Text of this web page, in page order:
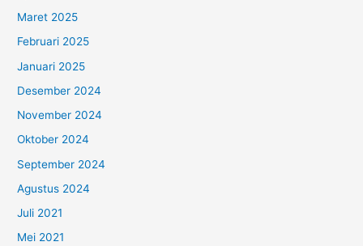
Maret 2025
Februari 2025
Januari 2025
Desember 2024
November 2024
Oktober 2024
September 2024
Agustus 2024
Juli 2021
Mei 2021